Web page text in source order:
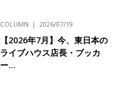
COLUMN 2026/07/19
【2026年7月】今、東日本の
ライブハウス店長・ブッカ
ー…